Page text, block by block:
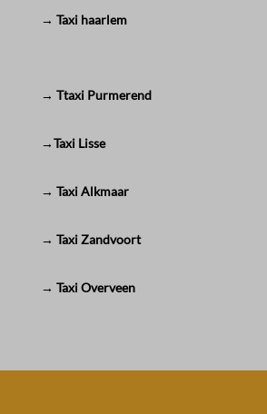
→ Taxi haarlem
→ Ttaxi Purmerend
→Taxi Lisse
→ Taxi Alkmaar
→ Taxi Zandvoort
→ Taxi Overveen